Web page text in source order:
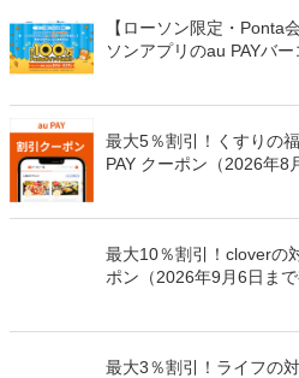
【ローソン限定・Ponta
ソンアプリのau PAYバ
最大5％割引！くすりの
PAY クーポン（2026年8
最大10％割引！cloverの
ポン（2026年9月6日まで
最大3％割引！ライフの